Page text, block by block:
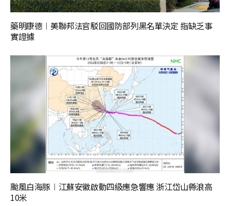
藥明康德︱美聯邦法官駁回國防部列黑名單決定 指缺乏事
實證據
颱風白海豚︱江蘇安徽啟動四級應急響應 浙江岱山縣浪高
10米